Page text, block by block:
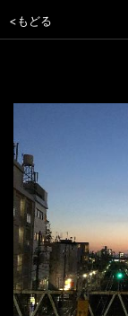
<もどる